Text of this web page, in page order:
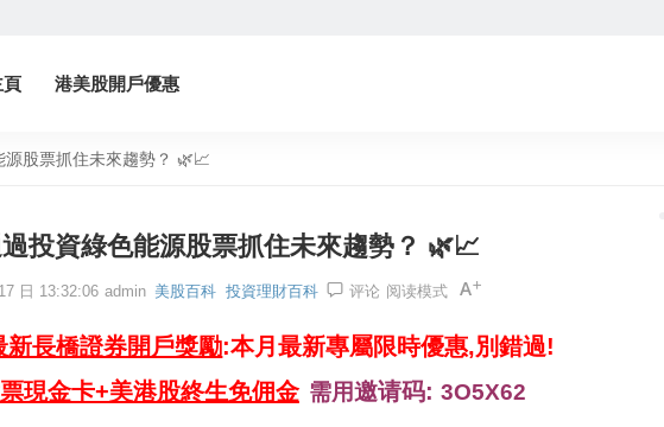
頁 港美股開戶優惠
股票抓住未來趨勢？ 🌿📈
投資綠色能源股票抓住未來趨勢？ 🌿📈
日 13:32:06 admin 美股百科 投資理財百科 评论 阅读模式
長橋證券開戶獎勵:本月最新專屬限時優惠,別錯過!
現金卡+美港股終生免佣金 需用邀请码: 3O5X62